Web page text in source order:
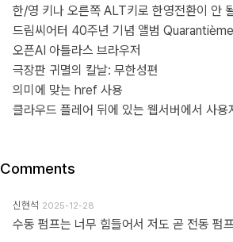
한/영 키나 오른쪽 ALT키로 한영전환이 안
드림씨어터 40주년 기념 앨범
오픈AI 아틀라스 브라우저
극장판 귀멸의 칼날: 무한성편
의미에 맞는 href 사용
클라우드 플레어 뒤에 있는 웹서버에서 사용
Comments
신현석 2025-12-28